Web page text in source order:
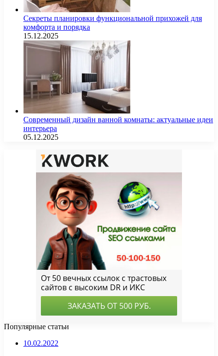
Секреты планировки функциональной прихожей для
комфорта и порядка
15.12.2025
Современный дизайн ванной комнаты: актуальные идеи
интерьера
05.12.2025
Популярные статьи
10.02.2022